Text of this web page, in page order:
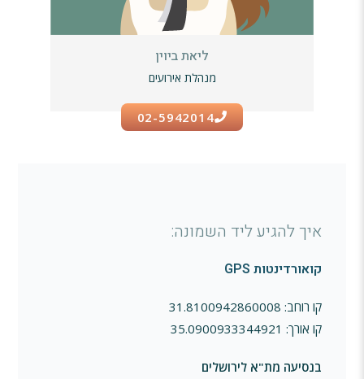
ליאת ביוין
מנהלת אירועים
02-5942014
איך להגיע ליד השמונה:
קואורדינטות GPS
קו רוחב: 31.8100942860008
קו אורך: 35.0900933344921
בנסיעה מת"א לירושלים